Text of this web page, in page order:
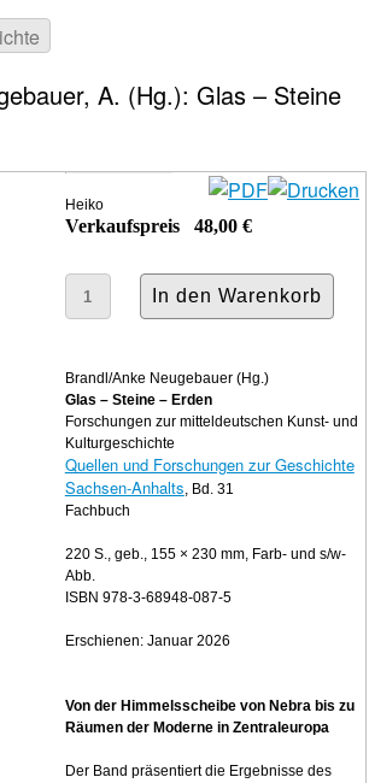
A. (Hg.): Glas – Steine
Verkaufspreis 48,00 €
Heiko
Brandl/Anke Neugebauer (Hg.)
Glas – Steine – Erden
Forschungen zur mitteldeutschen Kunst- und
Kulturgeschichte
Quellen und Forschungen zur Geschichte
Sachsen-Anhalts, Bd. 31
Fachbuch
220 S., geb., 155 × 230 mm, Farb- und s/w-
Abb.
ISBN 978-3-68948-087-5
Erschienen: Januar 2026
Von der Himmelsscheibe von Nebra bis zu
Räumen der Moderne in Zentraleuropa
Der Band präsentiert die Ergebnisse des